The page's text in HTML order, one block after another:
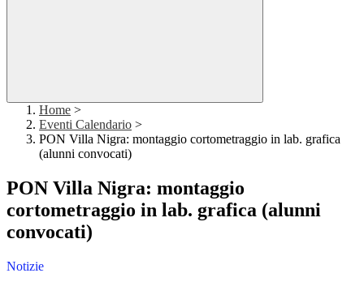
Home >
Eventi Calendario >
PON Villa Nigra: montaggio cortometraggio in lab. grafica
(alunni convocati)
PON Villa Nigra: montaggio
cortometraggio in lab. grafica (alunni
convocati)
Notizie